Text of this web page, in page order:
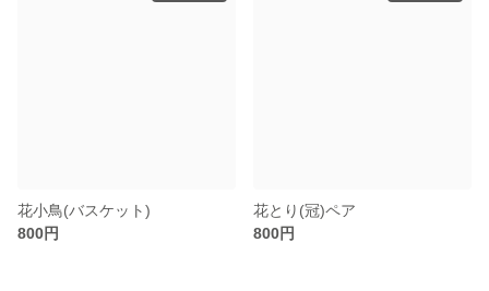
花小鳥(バスケット)
800円
花とり(冠)ペア
800円